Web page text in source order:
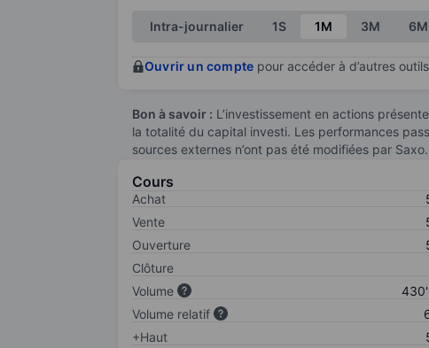
End of interactive chart.
Intra-journalier 1S 1M 3M 6M
Ouvrir un compte pour accéder à d’autres
Bon à savoir : L’investissement en actions
la totalité du capital investi. Les performances
sources externes n’ont pas été modifiées par Saxo.
Cours
Achat
Vente
Ouverture
Clôture
Volume
Volume relatif
+Haut